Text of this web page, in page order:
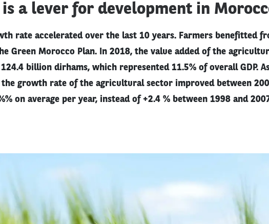
a lever for development in
rate accelerated over the last 10 years. Farmers benefitted
Green Morocco Plan. In 2018, the value added of the
billion dirhams, which represented 11.5% of overall GDP.
the growth rate of the agricultural sector improved between
on average per year, instead of +2.4 % between 1998 and